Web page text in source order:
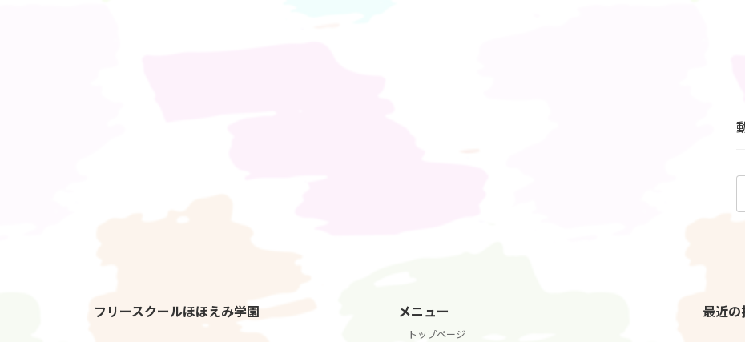
フリースクールほほえみ学園 メニュー
トップページ
最近の